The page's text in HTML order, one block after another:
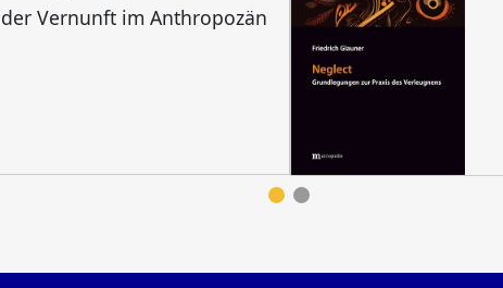
Vernunft im Anthropozän